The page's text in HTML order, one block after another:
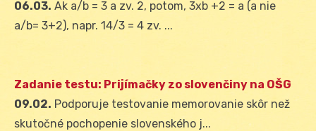
06.03. Ak a/b = 3 a zv. 2, potom, 3xb +2 = a (a nie
a/b= 3+2), napr. 14/3 = 4 zv. ...
Zadanie testu: Prijímačky zo slovenčiny na OŠG
09.02. Podporuje testovanie memorovanie skôr než
skutočné pochopenie slovenského j...